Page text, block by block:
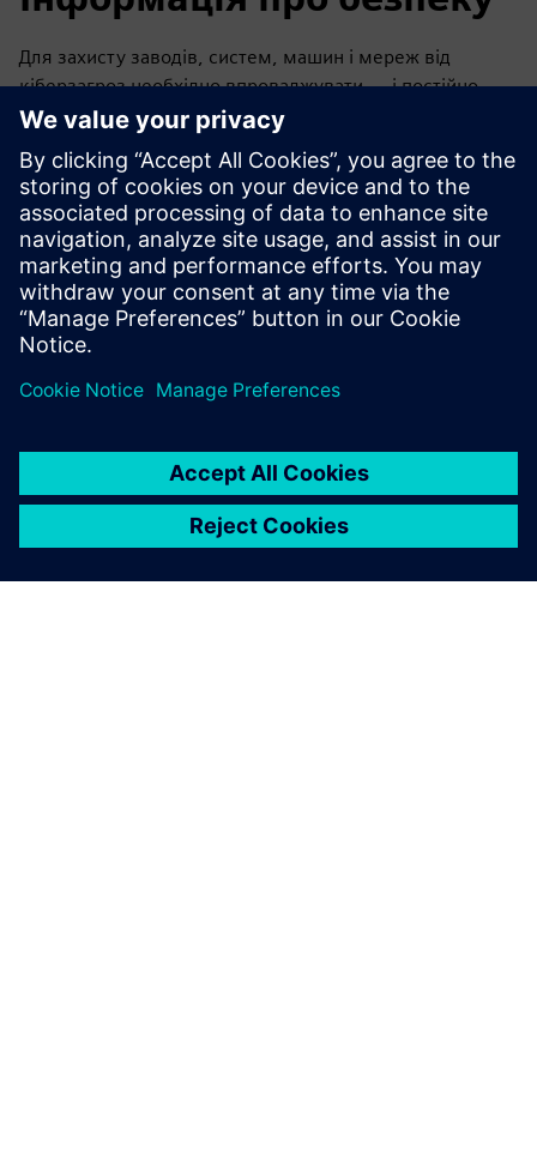
Для захисту заводів, систем, машин і мереж від
кіберзагроз необхідно впроваджувати — і постійно
підтримувати — цілісну, найсучаснішу концепцію
складають лише один елемент такої концепції. Для
отримання додаткової інформації про промислову
безпеку, будь ласка, відвідайте.
Докладніше